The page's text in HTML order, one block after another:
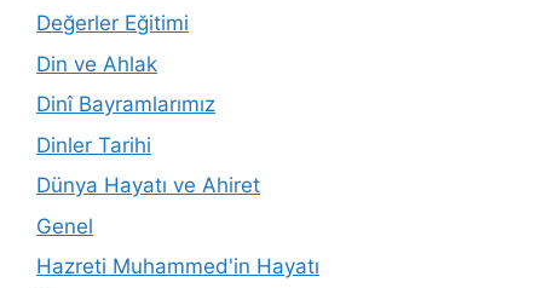
Değerler Eğitimi
Din ve Ahlak
Dinî Bayramlarımız
Dinler Tarihi
Dünya Hayatı ve Ahiret
Genel
Hazreti Muhammed'in Hayatı